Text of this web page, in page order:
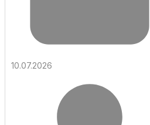
10.07.2026